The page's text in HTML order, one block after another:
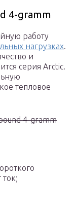
4-gramm
работу
нагрузках.
и
серия Arctic.
тепловое
4-gramm